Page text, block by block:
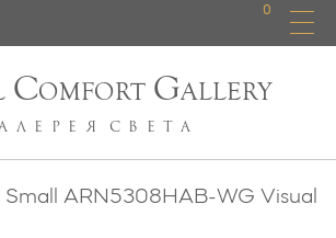
0
COMFORT GALLERY
СВЕТА
ARN5308HAB-WG Visual